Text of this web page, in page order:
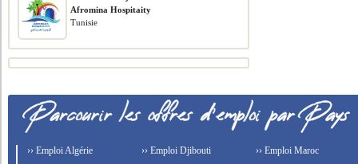
Afromina Hospitaity
Tunisie
›› Emploi Algérie
›› Emploi Djibouti
›› Emploi Maroc